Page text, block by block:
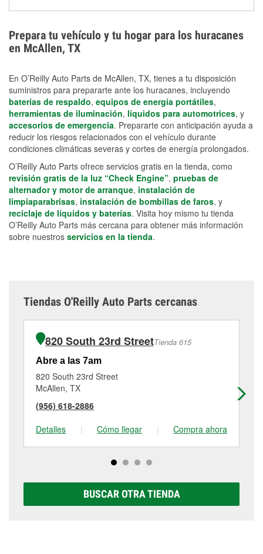
los daños por inundación. Evitar el agua estancada y
preparar opciones de carga de respaldo son
medidas de protección más efectivas.
Prepara tu vehículo y tu hogar para los huracanes
en McAllen, TX
En O’Reilly Auto Parts de McAllen, TX, tienes a tu disposición
suministros para prepararte ante los huracanes, incluyendo
baterías de respaldo, equipos de energía portátiles,
herramientas de iluminación, líquidos para automotrices, y
accesorios de emergencia. Prepararte con anticipación ayuda a
reducir los riesgos relacionados con el vehículo durante
condiciones climáticas severas y cortes de energía prolongados.
O’Reilly Auto Parts ofrece servicios gratis en la tienda, como
revisión gratis de la luz “Check Engine”, pruebas de
alternador y motor de arranque, instalación de
limpiaparabrisas, instalación de bombillas de faros, y
reciclaje de líquidos y baterías. Visita hoy mismo tu tienda
O’Reilly Auto Parts más cercana para obtener más información
sobre nuestros servicios en la tienda.
Tiendas O'Reilly Auto Parts cercanas
820 South 23rd StreetTienda 615
Abre a las 7am
820 South 23rd Street
McAllen, TX
(956) 618-2886
Detalles
| Cómo llegar | Compra ahora
BUSCAR OTRA TIENDA